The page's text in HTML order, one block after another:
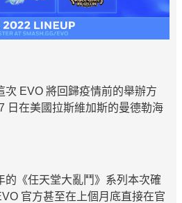
次 EVO 將回歸疫情前的舉辦方
日在美國拉斯維加斯的曼德勒海
的《任天堂大亂鬥》系列本次確
官方甚至在上個月底直接在官